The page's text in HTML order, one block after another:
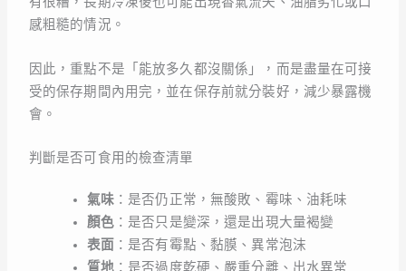
感粗糙的情況。
因此，重點不是「能放多久都沒關係」，而是盡量在可接
受的保存期間內用完，並在保存前就分裝好，減少暴露機
會。
判斷是否可食用的檢查清單
氣味：是否仍正常，無酸敗、霉味、油耗味
顏色：是否只是變深，還是出現大量褐變
表面 ：是否有霉點、黏膜、異常泡沫
質地：是否過度乾硬、嚴重分離、出水異常